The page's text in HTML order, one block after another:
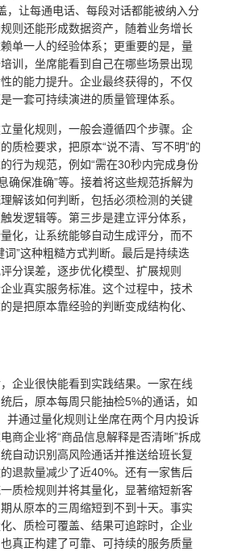
，让每通电话、每段对话都能被纳入分
则还能形成数据资产，随着业务增长
单一人的经验体系；更重要的是，量
训，坐席能看到自己在哪些场景出现
的能力提升。企业最终获得的，不仅
一套可持续演进的质量管理体系。
量化规则，一般会遵循四个步骤。企
质检要求，把原本“说不清、写不明”的
行为规范，例如“需在30秒内完成身份
确保准确”等。接着将这些规范拆解为
解该如何判断，包括必须检测的关键
发逻辑等。第三步是建立评分体系，
化，让系统能够自动生成评分，而不
词”这种粗糙方式判断。最后是持续迭
分误差，逐步优化模型、扩展规则
业真实服务标准。这个过程中，技术
是把原本靠经验的判断变成结构化、
企业很快能看到实践结果。一家在线
后，原本每周只能抽检5%的通话，如
并通过量化规则让坐席在两个月内投诉
商企业将“商品信息解释是否清晰”拆成
自动识别高风险通话并推送给班长复
退款量减少了近40%。还有一家售后
质检规则并将其量化，显著缩短新客
从原本的三周缩短到不到十天。事实
、质检可覆盖、结果可追踪时，企业
真正构建了可靠、可持续的服务质量